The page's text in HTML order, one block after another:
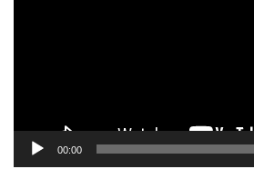
00:00